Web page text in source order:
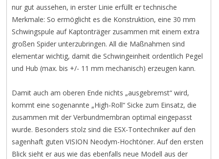
nur gut aussehen, in erster Linie erfüllt er technische
Merkmale: So ermöglicht es die Konstruktion, eine 30 mm
Schwingspule auf Kaptonträger zusammen mit einem extra
großen Spider unterzubringen. All die Maßnahmen sind
elementar wichtig, damit die Schwingeinheit ordentlich Pegel
und Hub (max. bis +/- 11 mm mechanisch) erzeugen kann.
Damit auch am oberen Ende nichts „ausgebremst“ wird,
kommt eine sogenannte „High-Roll“ Sicke zum Einsatz, die
zusammen mit der Verbundmembran optimal eingepasst
wurde. Besonders stolz sind die ESX-Tontechniker auf den
sagenhaft guten VISION Neodym-Hochtöner. Auf den ersten
Blick sieht er aus wie das ebenfalls neue Modell aus der